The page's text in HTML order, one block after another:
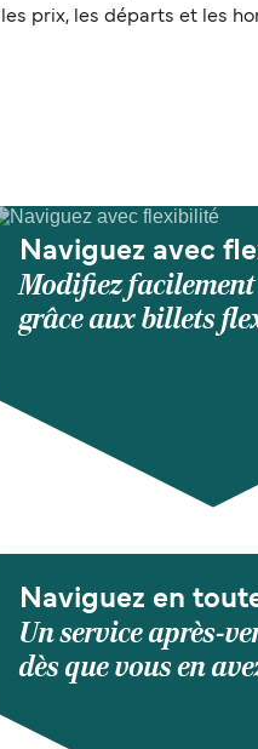
prix, les départs et les
Naviguez avec
Modifiez
grâce aux billets
Naviguez en
Un service après-
dès que vous en